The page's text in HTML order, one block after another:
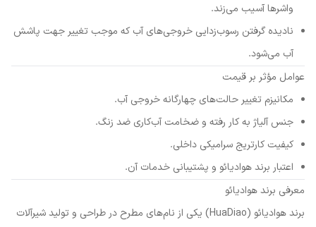
واشرها آسیب می‌زند.
نادیده گرفتن رسوب‌زدایی خروجی‌های آب که موجب تغییر جهت پاشش
آب می‌شود.
عوامل مؤثر بر قیمت
مکانیزم تغییر حالت‌های چهارگانه خروجی آب.
جنس آلیاژ به کار رفته و ضخامت آب‌کاری ضد زنگ.
کیفیت کارتریج سرامیکی داخلی.
اعتبار برند هوادیائو و پشتیبانی خدمات آن.
معرفی برند هوادیائو
برند هوادیائو (HuaDiao) یکی از نام‌های مطرح در طراحی و تولید شیرآلات